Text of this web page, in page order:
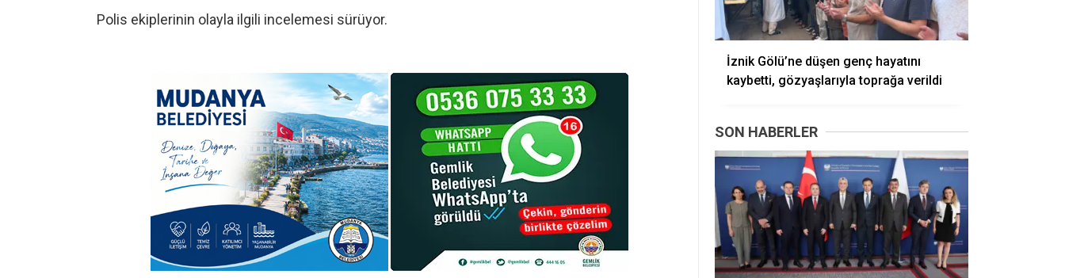
Polis ekiplerinin olayla ilgili incelemesi sürüyor.
İznik Gölü’ne düşen genç hayatını
kaybetti, gözyaşlarıyla toprağa verildi
SON HABERLER